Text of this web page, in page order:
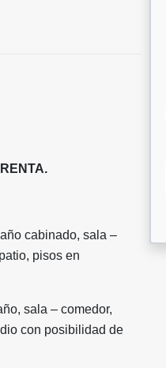
cabinado, sala –
pisos en
sala – comedor,
con posibilidad de